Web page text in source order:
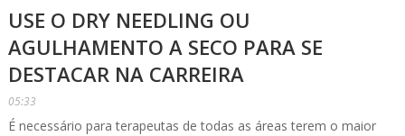
USE O DRY NEEDLING OU
AGULHAMENTO A SECO PARA SE
DESTACAR NA CARREIRA
05:33
É necessário para terapeutas de todas as áreas terem o maior